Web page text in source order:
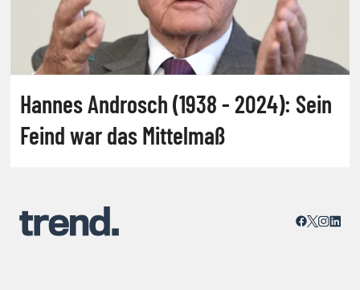
Hannes Androsch (1938 - 2024): Sein
Feind war das Mittelmaß